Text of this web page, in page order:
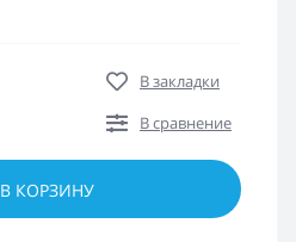
В закладки
В сравнение
В КОРЗИНУ